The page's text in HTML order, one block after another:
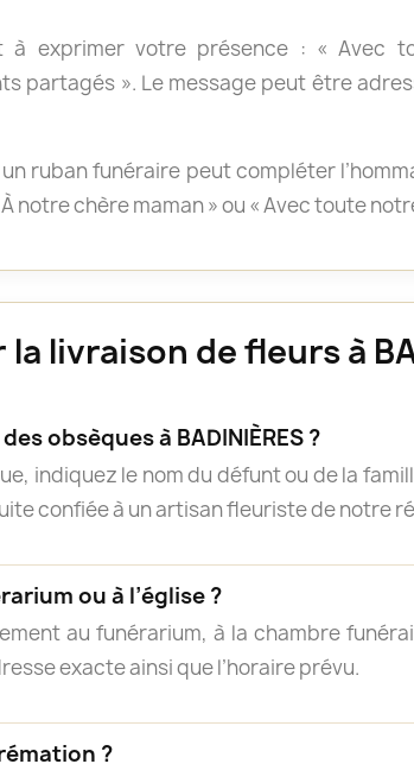
à exprimer votre présence : « Avec
partagés ». Le message peut être
ruban funéraire peut compléter
notre chère maman » ou « Avec toute
livraison de fleurs à
obsèques à BADINIÈRES ?
indiquez le nom du défunt ou de la
confiée à un artisan fleuriste de notre
ou à l’église ?
au funérarium, à la chambre
exacte ainsi que l’horaire prévu.
?